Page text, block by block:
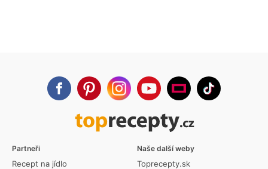
Partneři
Recept na jídlo
Naše další weby
Toprecepty.sk